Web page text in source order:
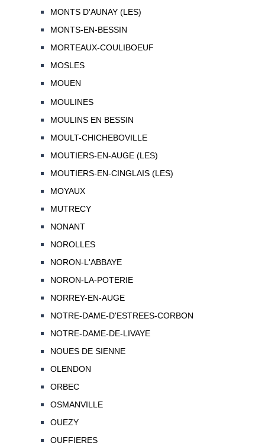
MONTS D'AUNAY (LES)
MONTS-EN-BESSIN
MORTEAUX-COULIBOEUF
MOSLES
MOUEN
MOULINES
MOULINS EN BESSIN
MOULT-CHICHEBOVILLE
MOUTIERS-EN-AUGE (LES)
MOUTIERS-EN-CINGLAIS (LES)
MOYAUX
MUTRECY
NONANT
NOROLLES
NORON-L'ABBAYE
NORON-LA-POTERIE
NORREY-EN-AUGE
NOTRE-DAME-D'ESTREES-CORBON
NOTRE-DAME-DE-LIVAYE
NOUES DE SIENNE
OLENDON
ORBEC
OSMANVILLE
OUEZY
OUFFIERES